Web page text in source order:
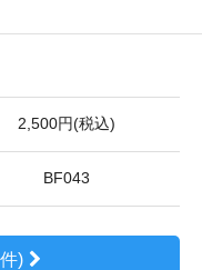
2,500円(税込)
BF043
)